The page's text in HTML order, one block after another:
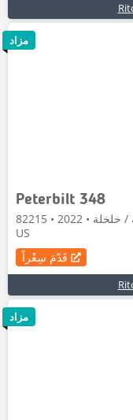
Peterbilt 348
شاحنات مزدوجة / خلخلة • 2022 • 82215km • Perris، California,
US
قَدّمَ سِعْراً
مزاد
مزاد